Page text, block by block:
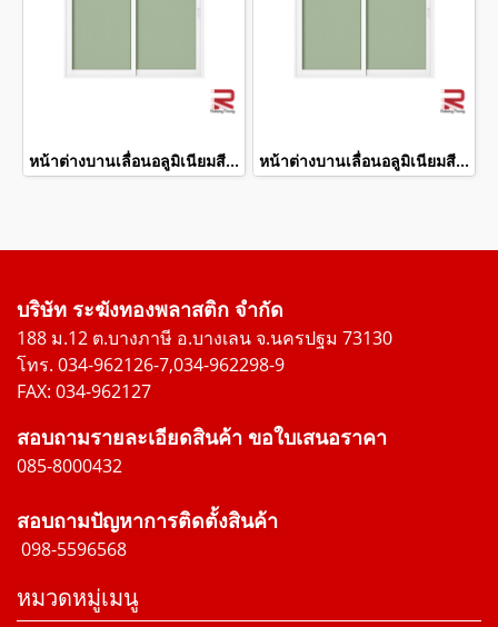
หน้าต่างบานเลื่อนอลูมิเนียมสีขาว winking หน้าต่างบานเลื่อนอลูมิเนียมสีขาว winking
บริษัท ระฆังทองพลาสติก จำกัด
188 ม.12 ต.บางภาษี อ.บางเลน จ.นครปฐม 73130
โทร. 034-962126-7,034-962298-9
FAX: 034-962127
สอบถามรายละเอียดสินค้า ขอใบเสนอราคา
085-8000432
สอบถามปัญหาการติดตั้งสินค้า
098-5596568
หมวดหมู่เมนู